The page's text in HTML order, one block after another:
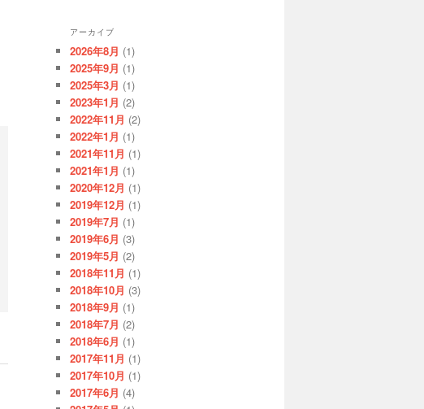
アーカイブ
2026年8月 (1)
2025年9月 (1)
2025年3月 (1)
2023年1月 (2)
2022年11月 (2)
2022年1月 (1)
2021年11月 (1)
2021年1月 (1)
2020年12月 (1)
2019年12月 (1)
2019年7月 (1)
2019年6月 (3)
2019年5月 (2)
2018年11月 (1)
2018年10月 (3)
2018年9月 (1)
2018年7月 (2)
2018年6月 (1)
2017年11月 (1)
2017年10月 (1)
2017年6月 (4)